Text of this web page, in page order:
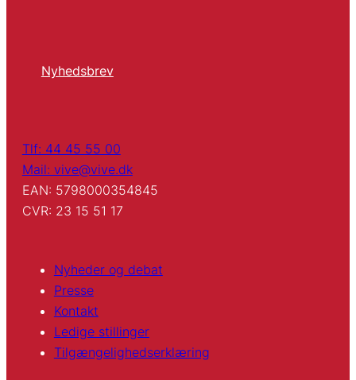
Nyhedsbrev
Tlf: 44 45 55 00
Mail: vive@vive.dk
EAN: 5798000354845
CVR: 23 15 51 17
Nyheder og debat
Presse
Kontakt
Ledige stillinger
Tilgængelighedserklæring